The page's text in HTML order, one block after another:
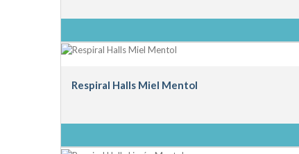
Respiral Halls Miel Mentol